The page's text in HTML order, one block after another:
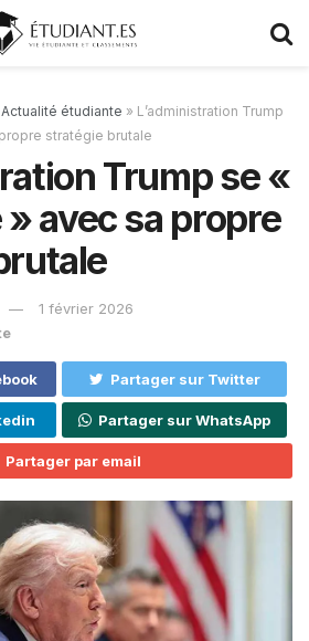
Actualité étudiante » L’administration Trump
stratégie brutale
Trump se «
avec sa propre
1 février 2026
Partager sur Twitter
Partager sur WhatsApp
Partager par email